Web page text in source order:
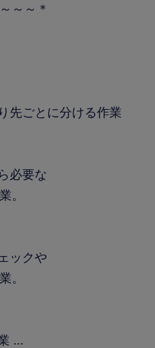
～～＊
先ごとに分ける作業
必要な
。
ックや
。
...